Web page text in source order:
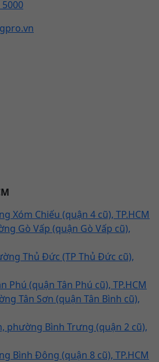
5000
Xóm Chiếu (quận 4 cũ), TP.HCM
Gò Vấp (quận Gò Vấp cũ),
Thủ Đức (TP Thủ Đức cũ),
Phú (quận Tân Phú cũ), TP.HCM
Tân Sơn (quận Tân Bình cũ),
phường Bình Trưng (quận 2 cũ),
Bình Đông (quận 8 cũ), TP.HCM